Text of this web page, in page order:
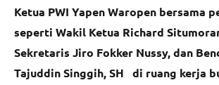
Ketua PWI Yapen Waropen bersama
seperti Wakil Ketua Richard
Sekretaris Jiro Fokker Nussy, dan
Tajuddin Singgih, SH di ruang kerja